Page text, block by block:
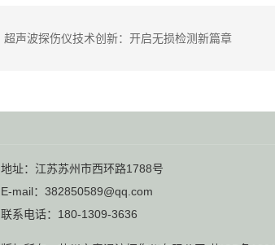
超声波探伤仪技术创新：开启无损检测新篇章
地址：江苏苏州市西环路1788号
E-mail：382850589@qq.com
联系电话：180-1309-3636